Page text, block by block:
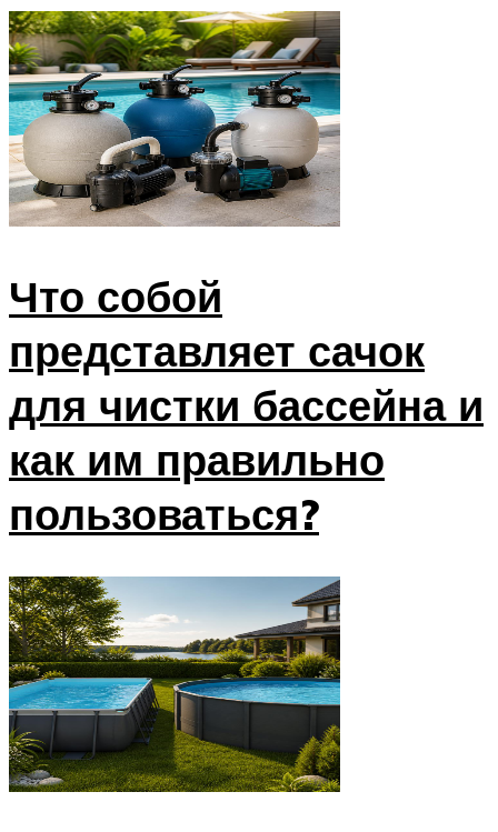
ПЛАВАНЬЕ ДЛЯ ДЕТЕЙ
ПЛАВАНЬЕ ДЛЯ ПОХУДЕНИЯ
БАССЕЙН ДЛЯ ДОМА
ОЧИСТКА БАССЕЙНОВ
МЕНЮ
Что собой
представляет сачок
для чистки бассейна и
как им правильно
пользоваться?